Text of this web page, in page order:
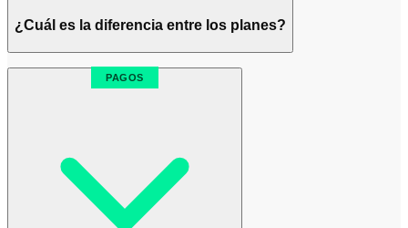
¿Cuál es la diferencia entre los planes?
PAGOS